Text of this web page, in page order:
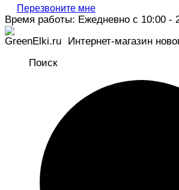
Перезвоните мне
Время работы: Ежедневно с 10:00 -
Интернет-магазин
Поиск